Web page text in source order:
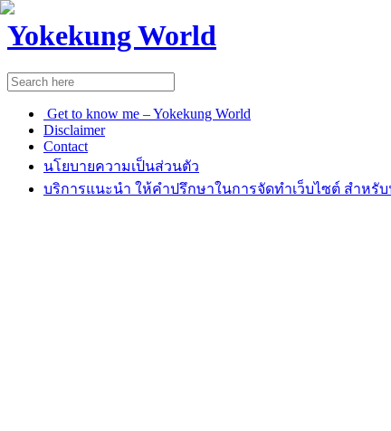
Yokekung World
Get to know me – Yokekung World
Disclaimer
Contact
นโยบายความเป็นส่วนตัว
บริการแนะนำ ให้คำปรึกษาในการจัดทำเว็บไซต์ สำหรับ